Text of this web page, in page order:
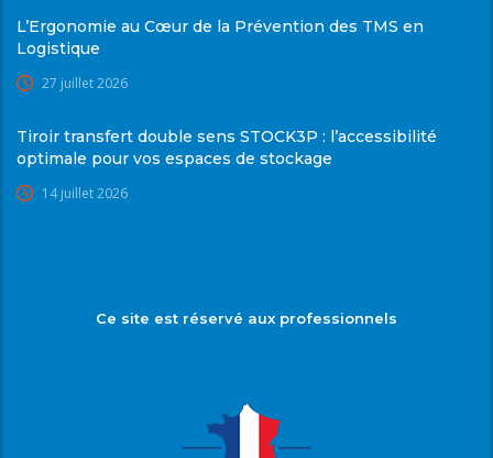
L’Ergonomie au Cœur de la Prévention des TMS en
Logistique
27 juillet 2026
Tiroir transfert double sens STOCK3P : l’accessibilité
optimale pour vos espaces de stockage
14 juillet 2026
Ce site est réservé aux professionnels